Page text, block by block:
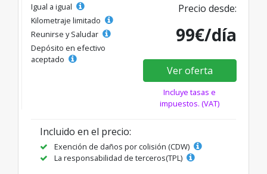
Igual a igual
Kilometraje limitado
Reunirse y Saludar
Depósito en efectivo
aceptado
Precio desde:
99€/día
Ver oferta
Incluye tasas e
impuestos. (VAT)
Incluido en el precio:
Exención de daños por colisión (CDW)
La responsabilidad de terceros(TPL)